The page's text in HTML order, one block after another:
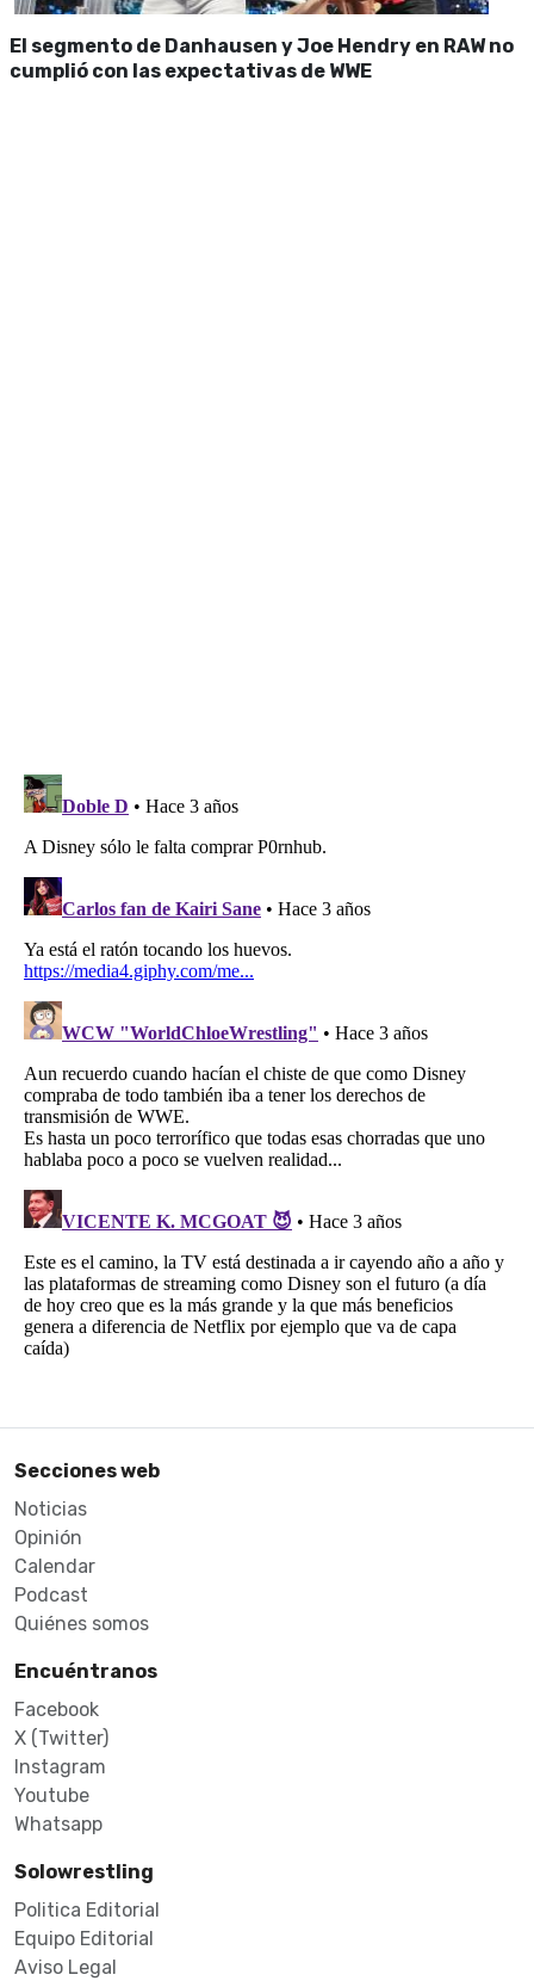
El segmento de Danhausen y Joe Hendry en RAW no
cumplió con las expectativas de WWE
Secciones web
Noticias
Opinión
Calendar
Podcast
Quiénes somos
Encuéntranos
Facebook
X (Twitter)
Instagram
Youtube
Whatsapp
Solowrestling
Politica Editorial
Equipo Editorial
Aviso Legal